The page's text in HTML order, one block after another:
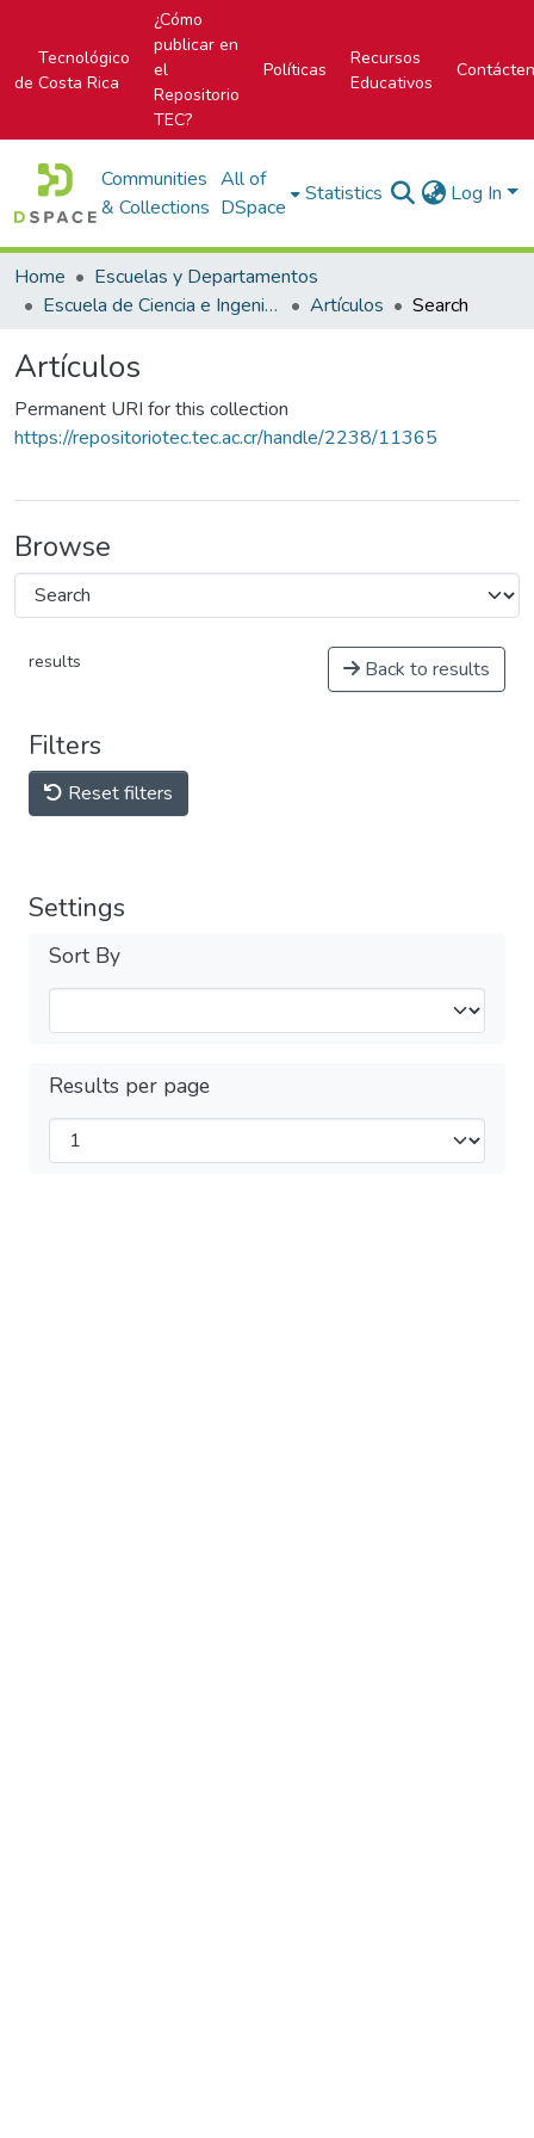
Tecnológico
de Costa Rica
¿Cómo
publicar en
el
Repositorio
TEC?
Políticas
Recursos
Educativos
Communities
& Collections
All of
DSpace
Statistics Log In
Home
Escuelas y Departamentos
Escuela de Ciencia e Ingeniería de los Materiales
Artículos Search
Artículos
Permanent URI for this collection
https://repositoriotec.tec.ac.cr/handle/2238/11365
Browse
results Back to results
Filters
Reset filters
Settings
Sort By
Results per page